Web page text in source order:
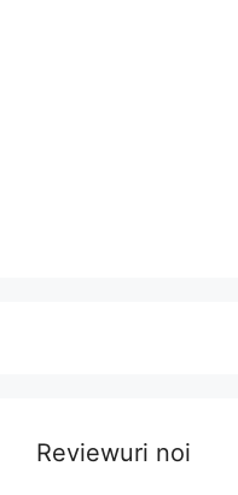
Reviewuri noi